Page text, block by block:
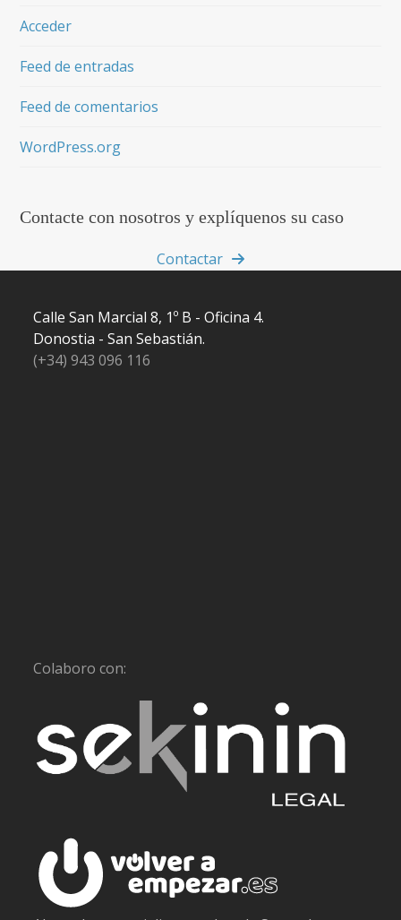
Acceder
Feed de entradas
Feed de comentarios
WordPress.org
Contacte con nosotros y explíquenos su caso
Contactar
Calle San Marcial 8, 1º B - Oficina 4.
Donostia - San Sebastián.
(+34) 943 096 116
Colaboro con: